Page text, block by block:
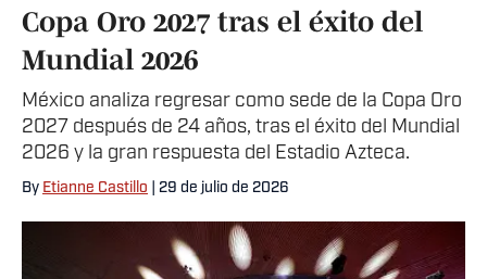
Copa Oro 2027 tras el éxito del
Mundial 2026
México analiza regresar como sede de la Copa Oro
2027 después de 24 años, tras el éxito del Mundial
2026 y la gran respuesta del Estadio Azteca.
By Etianne Castillo | 29 de julio de 2026